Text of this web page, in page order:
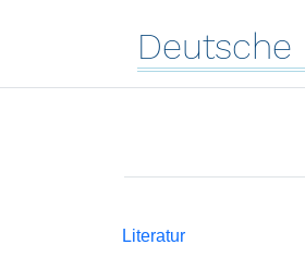
Deutsche
Literatur